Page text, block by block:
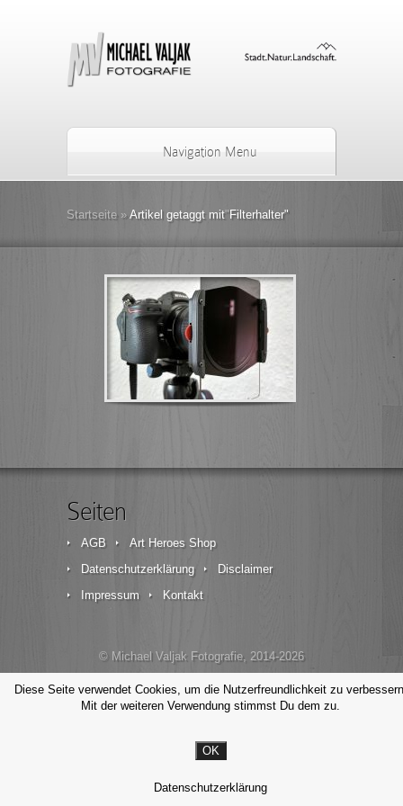
Navigation Menu
Startseite » Artikel getaggt mit"Filterhalter"
Seiten
AGB
Art Heroes Shop
Datenschutzerklärung
Disclaimer
Impressum
Kontakt
© Michael Valjak Fotografie, 2014-2026
Diese Seite verwendet Cookies, um die Nutzerfreundlichkeit zu
Mit der weiteren Verwendung stimmst Du dem zu.
OK
Datenschutzerklärung